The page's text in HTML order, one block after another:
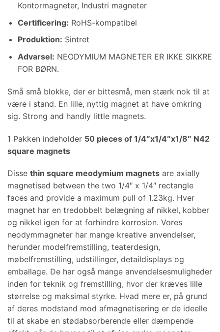
Kontormagneter, Industri magneter
Certificering: RoHS-kompatibel
Produktion: Sintret
Advarsel: NEODYMIUM MAGNETER ER IKKE SIKKRE
FOR BØRN.
Små små blokke, der er bittesmå, men stærk nok til at
være i stand. En lille, nyttig magnet at have omkring
sig. Strong and handly little magnets.
1 Pakken indeholder 50 pieces of 1/4″x1/4″x1/8″ N42
square magnets
Disse thin square meodymium magnets are axially
magnetised between the two 1/4″ x 1/4″ rectangle
faces and provide a maximum pull of 1.23kg. Hver
magnet har en tredobbelt belægning af nikkel, kobber
og nikkel igen for at forhindre korrosion. Vores
neodymmagneter har mange kreative anvendelser,
herunder modelfremstilling, teaterdesign,
møbelfremstilling, udstillinger, detaildisplays og
emballage. De har også mange anvendelsesmuligheder
inden for teknik og fremstilling, hvor der kræves lille
størrelse og maksimal styrke. Hvad mere er, på grund
af deres modstand mod afmagnetisering er de ideelle
til at skabe en stødabsorberende eller dæmpende